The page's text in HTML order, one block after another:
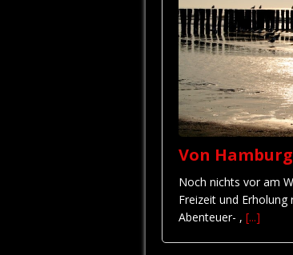
Von
Noch nichts vor am
Freizeit und Erholung
Abenteuer- , [...]